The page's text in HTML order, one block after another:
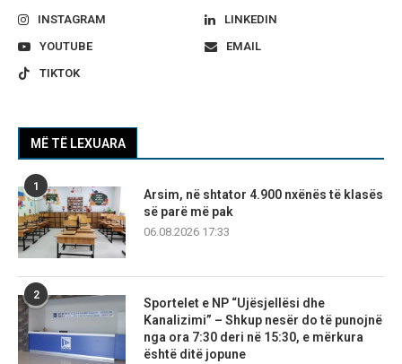
INSTAGRAM
LINKEDIN
YOUTUBE
EMAIL
TIKTOK
MË TË LEXUARA
1
Arsim, në shtator 4.900 nxënës të klasës
së parë më pak
06.08.2026 17:33
2
Sportelet e NP “Ujësjellësi dhe
Kanalizimi” – Shkup nesër do të punojnë
nga ora 7:30 deri në 15:30, e mërkura
është ditë jopune